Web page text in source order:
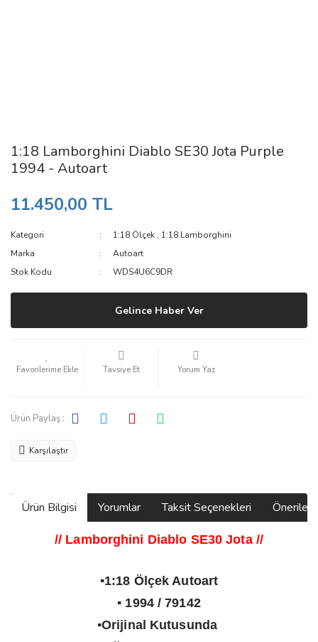
1:18 Lamborghini Diablo SE30 Jota Purple
1994 - Autoart
11.450,00 TL
Kategori 1:18 Ölçek , 1:18 Lamborghini
Marka
Autoart
Stok Kodu
WDS4U6C9DR
Gelince Haber Ver
Tavsiye Et Yorum Yaz
Ürün Paylaş :
Karşılaştır
Ürün Bilgisi Yorumlar Taksit Seçenekleri
// Lamborghini Diablo SE30 Jota//
▪️1:18 Ölçek Autoart
▪️ 1994 / 79142
▪️Orijinal Kutusunda